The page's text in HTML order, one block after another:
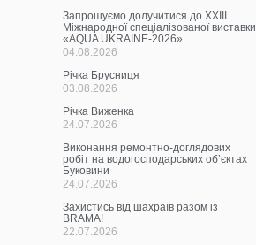
Запрошуємо долучитися до ХХІІІ
Міжнародної спеціалізованої виставки
«AQUA UKRAINE-2026».
04.08.2026
Річка Брусниця
03.08.2026
Річка Виженка
24.07.2026
Виконання ремонтно-доглядових
робіт на водогосподарських об’єктах
Буковини
24.07.2026
Захистись від шахраїв разом із
BRAMA!
22.07.2026